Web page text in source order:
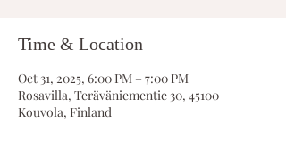
Time & Location
Oct 31, 2025, 6:00 PM – 7:00 PM
Rosavilla, Teräväniementie 30, 45100
Kouvola, Finland